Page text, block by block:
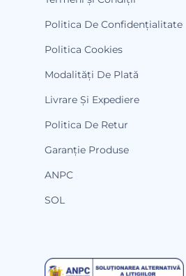
Politica De Confidențialitate
Politica Cookies
Modalități De Plată
Livrare Și Expediere
Politica De Retur
Garanție Produse
ANPC
SOL